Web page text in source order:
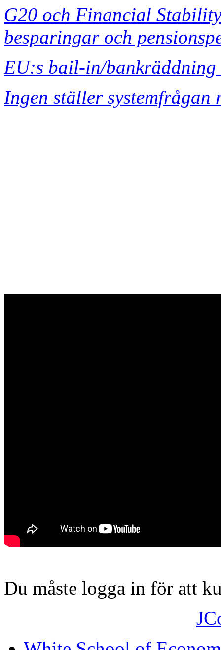
G20 och Financial
besparingar och
EU:s bail-in/bankräddning
Ingen ställer systemfrågan
Du måste logga in för att